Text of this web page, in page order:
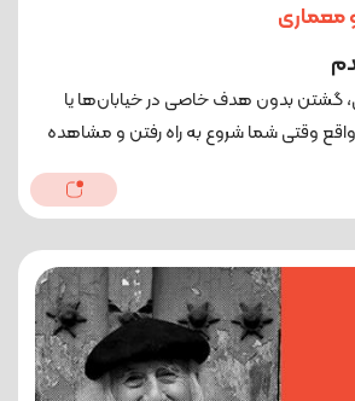
معماری
گشتن بدون هدف خاصی در خیابان‌ها یا
وقتی شما شروع به راه رفتن و مشاهده